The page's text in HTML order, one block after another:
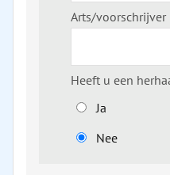
Arts/voorschrijver
Heeft u een
Ja
Nee